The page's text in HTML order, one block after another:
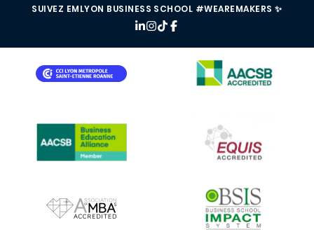
SUIVEZ EMLYON BUSINESS SCHOOL #WEAREMAKERS ✨
IMAGE
IMAGE
IMAGE